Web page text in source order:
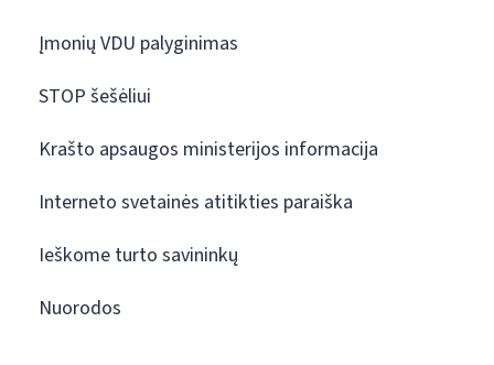
Įmonių VDU palyginimas
STOP šešėliui
Krašto apsaugos ministerijos informacija
Interneto svetainės atitikties paraiška
Ieškome turto savininkų
Nuorodos